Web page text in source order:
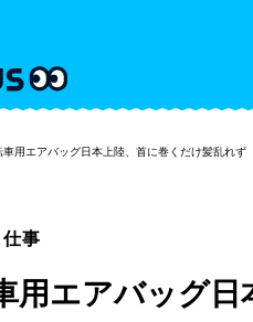
車用エアバッグ日本上陸、首に巻くだけ髪乱れ
事
用エアバッグ